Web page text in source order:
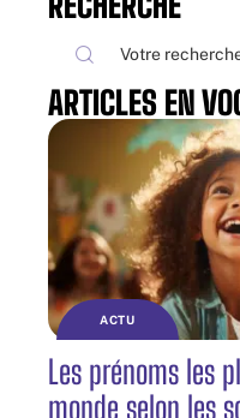
ARTICLES EN
ACTU
Les prénoms les
monde selon les